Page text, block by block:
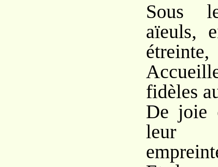
Sous
aïeuls,
étreinte,
fidèles
De joie
leur